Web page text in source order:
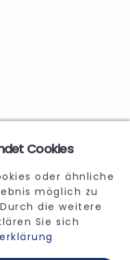
Cookies
oder ähnliche
möglich zu
die weitere
Sie sich